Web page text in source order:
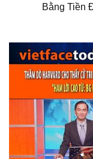
Bằng Tiền